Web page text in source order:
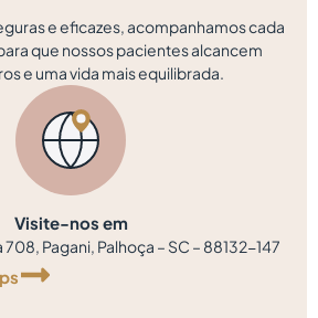
e eficazes, acompanhamos cada
que nossos pacientes alcancem
e uma vida mais equilibrada.
Visite-nos em
708, Pagani, Palhoça – SC – 88132-147